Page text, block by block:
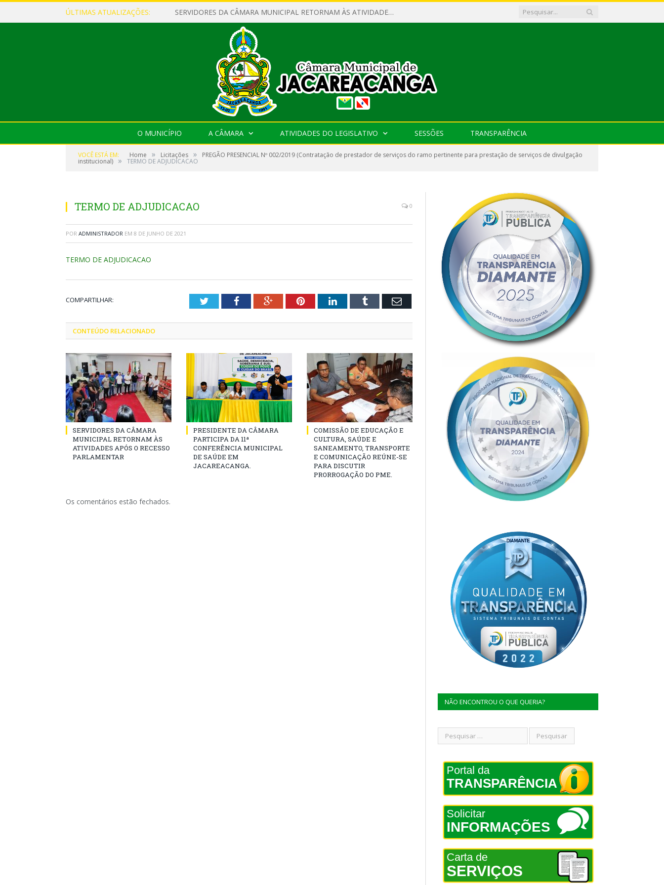
ÚLTIMAS ATUALIZAÇÕES: SERVIDORES DA CÂMARA MUNICIPAL RETORNAM ÀS ATIVIDADES APÓS O RECESSO PARLAMENTAR
O MUNICÍPIO A CÂMARA ATIVIDADES DO LEGISLATIVO SESSÕES TRANSPARÊNCIA
VOCÊ ESTÁ EM: Home » Licitações » PREGÃO PRESENCIAL Nº 002/2019 (Contratação de prestador de serviços do ramo pertinente para prestação de serviços de divulgação
institucional) » TERMO DE ADJUDICACAO
TERMO DE ADJUDICACAO 0
POR ADMINISTRADOR EM 8 DE JUNHO DE 2021
TERMO DE ADJUDICACAO
COMPARTILHAR: TwitterFacebookGoogle+PinterestLinkedInTumblr Email
CONTEÚDO RELACIONADO
SERVIDORES DA CÂMARA
MUNICIPAL RETORNAM ÀS
ATIVIDADES APÓS O RECESSO
PARLAMENTAR
PRESIDENTE DA CÂMARA
PARTICIPA DA 11ª
CONFERÊNCIA MUNICIPAL
DE SAÚDE EM
JACAREACANGA.
COMISSÃO DE EDUCAÇÃO E
CULTURA, SAÚDE E
SANEAMENTO, TRANSPORTE
E COMUNICAÇÃO REÚNE-SE
PARA DISCUTIR
PRORROGAÇÃO DO PME.
Os comentários estão fechados.
NÃO ENCONTROU O QUE QUERIA?
Portal da
TRANSPARÊNCIA
Solicitar
INFORMAÇÕES
Carta de
SERVIÇOS